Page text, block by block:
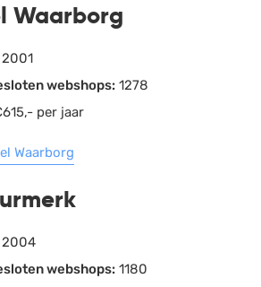
Waarborg
2001
webshops: 1278
per jaar
Waarborg
2004
webshops: 1180